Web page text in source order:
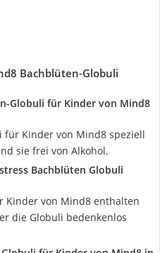
Bachblüten-Globuli
Globuli für Kinder von Mind8
für Kinder von Mind8 speziell
sie frei von Alkohol.
Bachblüten Globuli
Kinder von Mind8 enthalten
die Globuli bedenkenlos